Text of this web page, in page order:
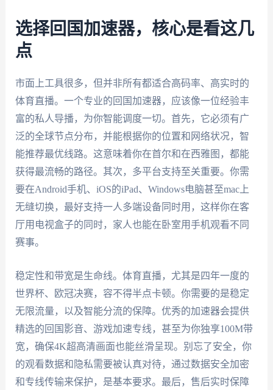
选择回国加速器，核心是看这几
点
市面上工具很多，但并非所有都适合高码率、高实时的
体育直播。一个专业的回国加速器，应该像一位经验丰
富的私人导播，为你智能调度一切。首先，它必须有广
泛的全球节点分布，并能根据你的位置和网络状况，智
能推荐最优线路。这意味着你在首尔和在西雅图，都能
获得最流畅的路径。其次，多平台支持至关重要。你需
要在Android手机、iOS的iPad、Windows电脑甚至mac上
无缝切换，最好支持一人多端设备同时用，这样你在客
厅用电视盒子的同时，家人也能在卧室用手机观看不同
赛事。
稳定性和带宽是生命线。体育直播，尤其是四年一度的
世界杯、欧冠决赛，容不得半点卡顿。你需要的是稳定
无限流量，以及智能分流的保障。优秀的加速器会提供
精选的回国影音、游戏加速专线，甚至为你独享100M带
宽，确保4K超高清画面也能丝滑呈现。别忘了安全，你
的观看数据和隐私需要被认真对待，通过数据安全加密
和专线传输来保护，是基本要求。最后，售后实时保障